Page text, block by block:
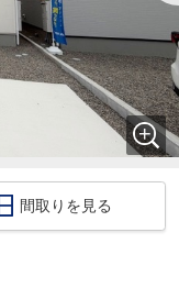
受け付けます
いの？
を貯めてか
月の返済はい
組めるの？
もお伺いいた
て頂きます。
間取りを見る